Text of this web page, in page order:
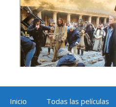
Inicio Todas las películas